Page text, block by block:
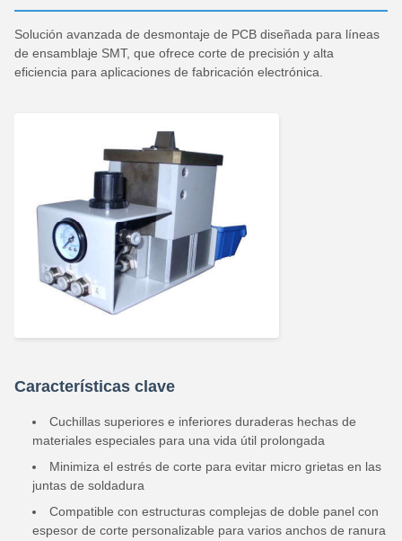
Solución avanzada de desmontaje de PCB diseñada para líneas
de ensamblaje SMT, que ofrece corte de precisión y alta
eficiencia para aplicaciones de fabricación electrónica.
Características clave
Cuchillas superiores e inferiores duraderas hechas de
materiales especiales para una vida útil prolongada
Minimiza el estrés de corte para evitar micro grietas en las
juntas de soldadura
Compatible con estructuras complejas de doble panel con
espesor de corte personalizable para varios anchos de ranura